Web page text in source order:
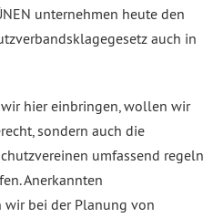
unternehmen heute den
auch in
hier einbringen, wollen wir
sondern auch die
umfassend regeln
Anerkannten
bei der Planung von